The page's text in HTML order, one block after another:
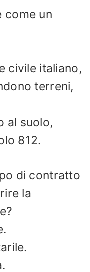
come un
civile italiano,
terreni,
al suolo,
812.
di contratto
la